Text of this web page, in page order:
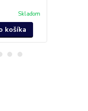
Skladom
košíka